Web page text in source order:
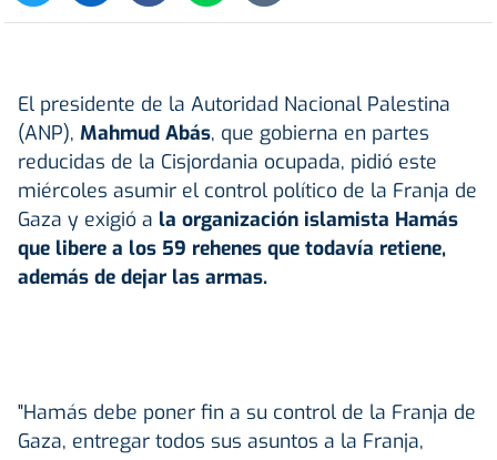
El presidente de la Autoridad Nacional Palestina
(ANP), Mahmud Abás, que gobierna en partes
reducidas de la Cisjordania ocupada, pidió este
miércoles asumir el control político de la Franja de
Gaza y exigió a la organización islamista Hamás
que libere a los 59 rehenes que todavía retiene,
además de dejar las armas.
"Hamás debe poner fin a su control de la Franja de
Gaza, entregar todos sus asuntos a la Franja,